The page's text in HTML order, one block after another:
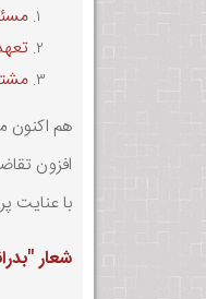
هم اکنون
افزون
با عنایت
شعار